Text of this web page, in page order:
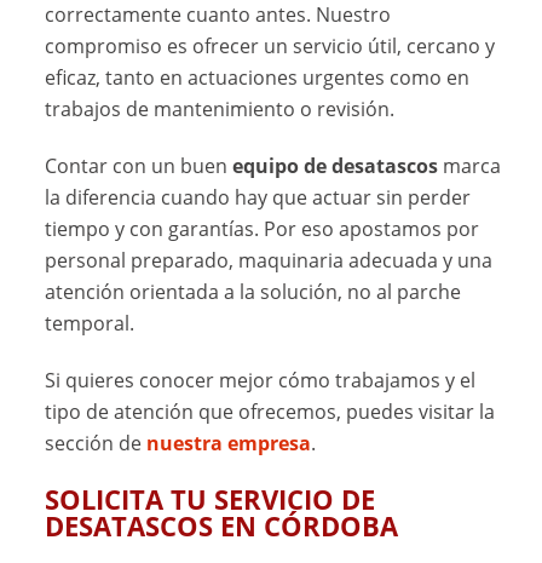
correctamente cuanto antes. Nuestro
compromiso es ofrecer un servicio útil, cercano y
eficaz, tanto en actuaciones urgentes como en
trabajos de mantenimiento o revisión.
Contar con un buenequipo de desatascos marca
la diferencia cuando hay que actuar sin perder
tiempo y con garantías. Por eso apostamos por
personal preparado, maquinaria adecuada y una
atención orientada a la solución, no al parche
temporal.
Si quieres conocer mejor cómo trabajamos y el
tipo de atención que ofrecemos, puedes visitar la
sección de nuestra empresa.
SOLICITA TU SERVICIO DE
DESATASCOS EN CÓRDOBA